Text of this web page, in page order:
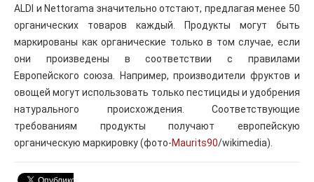
ALDI и Nettorama значительно отстают, предлагая менее 50
органических товаров каждый. Продукты могут быть
маркированы как органические только в том случае, если
они произведены в соответствии с правилами
Европейского союза. Например, производители фруктов и
овощей могут использовать только пестициды и удобрения
натурального происхождения. Соответствующие
требованиям продукты получают европейскую
органическую маркировку (фото-Maurits90/wikimedia).